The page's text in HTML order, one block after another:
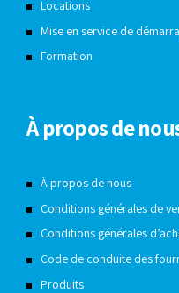
Locations
Mise en service de
Formation
À propos de
À propos de nous
Conditions générales de
Conditions générales
Code de conduite des
Produits